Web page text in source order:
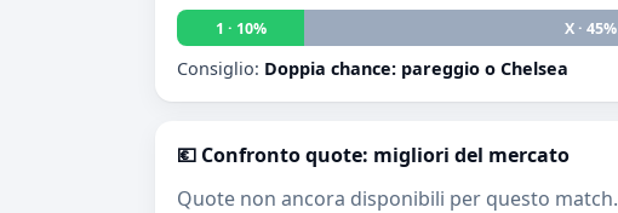
1 · 10%
X · 45%
Consiglio: Doppia chance: pareggio o Chelsea
💶 Confronto quote: migliori del mercato
Quote non ancora disponibili per questo match.